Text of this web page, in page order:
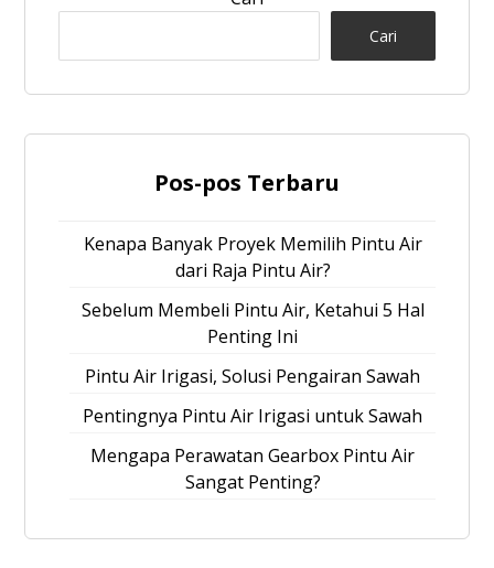
Cari
Pos-pos Terbaru
Kenapa Banyak Proyek Memilih Pintu Air
dari Raja Pintu Air?
Sebelum Membeli Pintu Air, Ketahui 5 Hal
Penting Ini
Pintu Air Irigasi, Solusi Pengairan Sawah
Pentingnya Pintu Air Irigasi untuk Sawah
Mengapa Perawatan Gearbox Pintu Air
Sangat Penting?